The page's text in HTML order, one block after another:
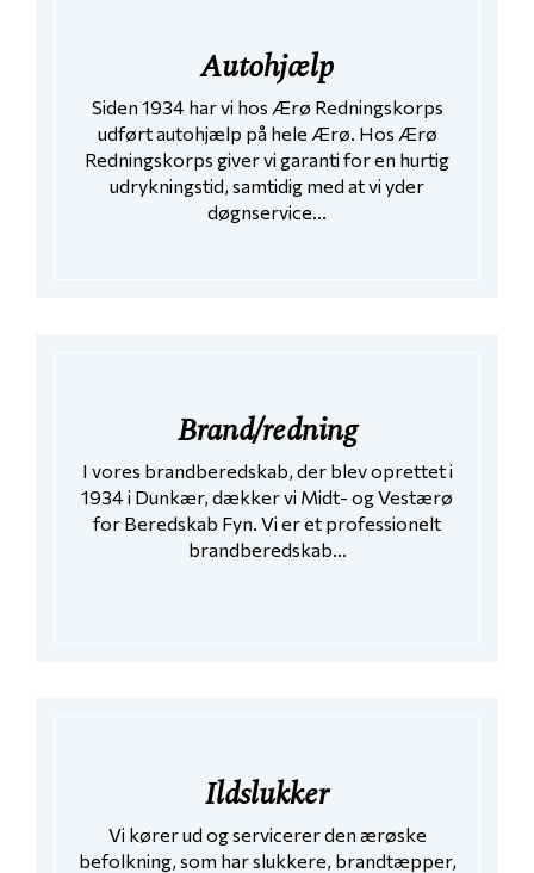
Autohjælp
Siden 1934 har vi hos Ærø Redningskorps
udført autohjælp på hele Ærø. Hos Ærø
Redningskorps giver vi garanti for en hurtig
udrykningstid, samtidig med at vi yder
døgnservice...
Brand/redning
I vores brandberedskab, der blev oprettet i
1934 i Dunkær, dækker vi Midt- og Vestærø
for Beredskab Fyn. Vi er et professionelt
brandberedskab...
Ildslukker
Vi kører ud og servicerer den ærøske
befolkning, som har slukkere, brandtæpper,